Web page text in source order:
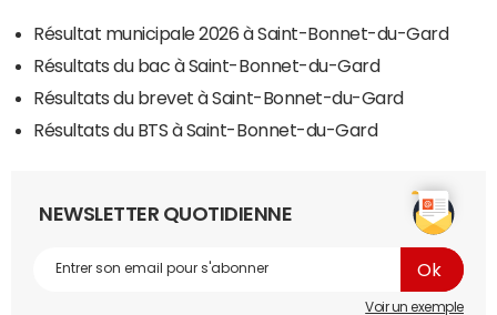
Résultat municipale 2026 à Saint-Bonnet-du-Gard
Résultats du bac à Saint-Bonnet-du-Gard
Résultats du brevet à Saint-Bonnet-du-Gard
Résultats du BTS à Saint-Bonnet-du-Gard
NEWSLETTER QUOTIDIENNE
Voir un exemple